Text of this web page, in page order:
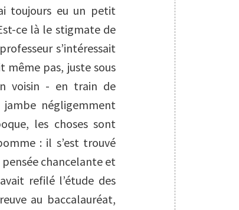
toujours eu un petit
ce là le stigmate de
s’intéressait
même pas, juste sous
voisin - en train de
négligemment
les choses sont
: il s’est trouvé
chancelante et
refilé l’étude des
au baccalauréat,